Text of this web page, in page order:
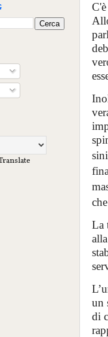
La
un
di